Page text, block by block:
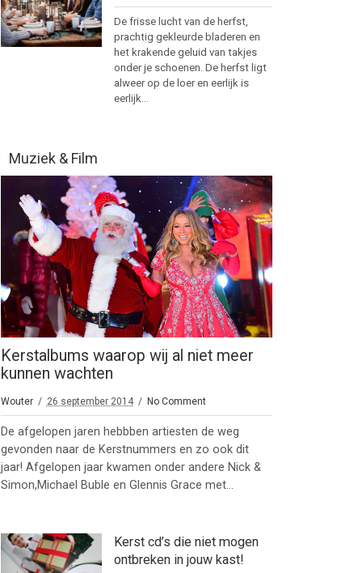
De frisse lucht van de herfst,
prachtig gekleurde bladeren en
het krakende geluid van takjes
onder je schoenen. De herfst ligt
alweer op de loer en eerlijk is
eerlijk...
Muziek & Film
Kerstalbums waarop wij al niet meer
kunnen wachten
Wouter 26 september 2014 No Comment
De afgelopen jaren hebbben artiesten de weg
gevonden naar de Kerstnummers en zo ook dit
jaar! Afgelopen jaar kwamen onder andere Nick &
Simon,Michael Buble en Glennis Grace met...
Kerst cd’s die niet mogen
ontbreken in jouw kast!